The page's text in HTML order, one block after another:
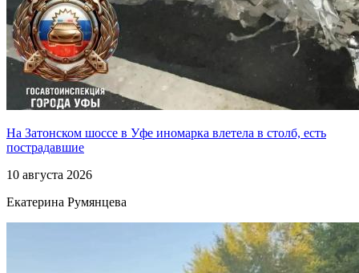
На Затонском шоссе в Уфе иномарка влетела в столб, есть
пострадавшие
10 августа 2026
Екатерина Румянцева